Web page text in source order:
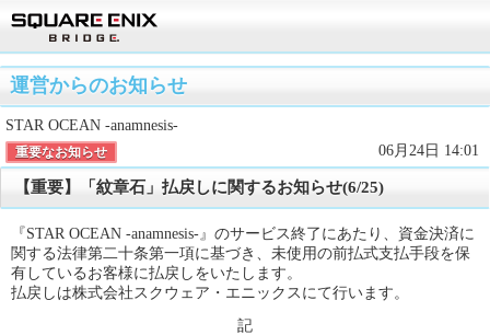
運営からのお知らせ
STAR OCEAN -anamnesis-
重要なお知らせ 06月24日 14:01
【重要】「紋章石」払戻しに関するお知らせ(6/25)
『STAR OCEAN -anamnesis-』のサービス終了にあたり、資金決済に
関する法律第二十条第一項に基づき、未使用の前払式支払手段を保
有しているお客様に払戻しをいたします。
払戻しは株式会社スクウェア・エニックスにて行います。
記